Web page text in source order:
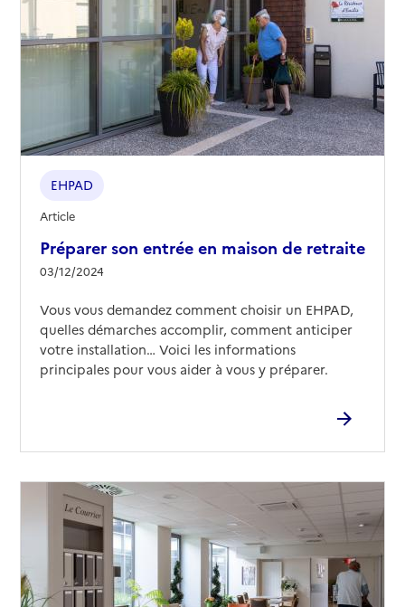
Préparer son entrée en maison de retraite
03/12/2024
EHPAD
Article
Vous vous demandez comment choisir un EHPAD,
quelles démarches accomplir, comment anticiper
votre installation… Voici les informations
principales pour vous aider à vous y préparer.